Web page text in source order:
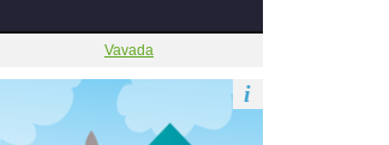
Vavada
i